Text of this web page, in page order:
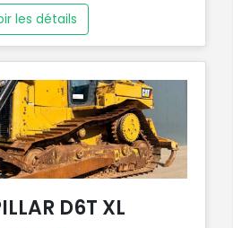
les détails
D6T XL